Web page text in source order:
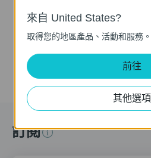
更多
訂閱
來自 United States?
取得您的地區產品、活動和服務。
前往
其他選項